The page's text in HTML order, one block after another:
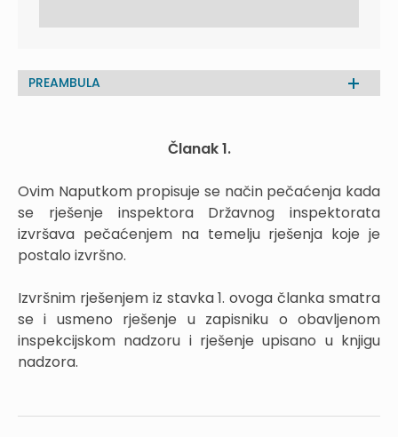
PREAMBULA
Članak 1.
Ovim Naputkom propisuje se način pečaćenja kada
se rješenje inspektora Državnog inspektorata
izvršava pečaćenjem na temelju rješenja koje je
postalo izvršno.
Izvršnim rješenjem iz stavka 1. ovoga članka smatra
se i usmeno rješenje u zapisniku o obavljenom
inspekcijskom nadzoru i rješenje upisano u knjigu
nadzora.